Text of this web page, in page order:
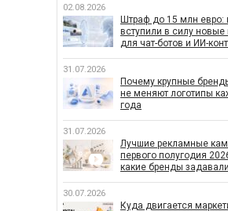
02.08.2026
Штраф до 15 млн евро:
вступили в силу новые
для чат-ботов и ИИ-
31.07.2026
Почему крупные
не меняют логотипы
года
31.07.2026
Лучшие рекламные
первого полугодия
какие бренды
30.07.2026
Куда двигается